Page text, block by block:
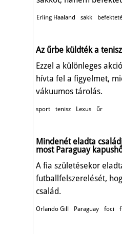
Erling Haaland sakk
Az űrbe küldték a
Ezzel a különleges
hívta fel a figyelmet,
vákuumos tárolás.
sport tenisz Lexus űr
Mindenét eladta
most Paraguay
A fia születésekor
futballfelszerelését,
család.
Orlando Gill Paraguay foci